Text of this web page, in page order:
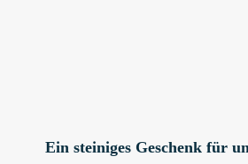
Ein steiniges Geschenk für